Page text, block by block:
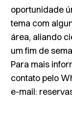
oportunidade
tema com
área, aliando
um fim de
Para mais
contato pelo
e-mail: